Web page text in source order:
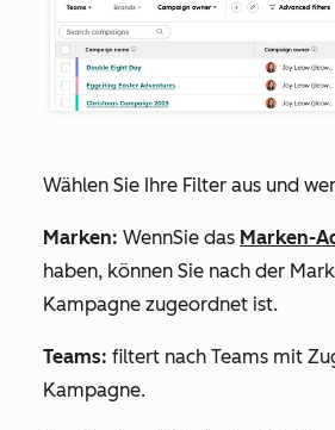
Wählen Sie Ihre Filter aus und
Marken: WennSie das Marken-
haben, können Sie nach der
Kampagne zugeordnet ist.
Teams: filtert nach Teams mit
Kampagne.